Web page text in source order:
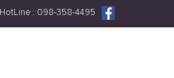
HotLine : 098-358-4495